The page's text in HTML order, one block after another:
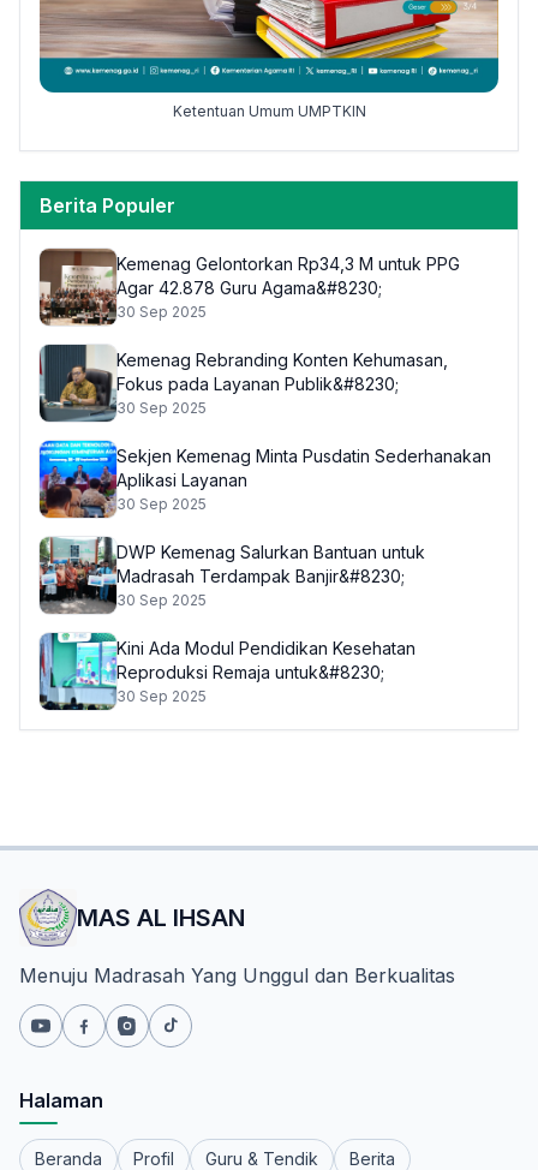
Ketentuan Umum UMPTKIN
Berita Populer
Kemenag Gelontorkan Rp34,3 M untuk PPG
Agar 42.878 Guru Agama&#8230;
30 Sep 2025
Kemenag Rebranding Konten Kehumasan,
Fokus pada Layanan Publik&#8230;
30 Sep 2025
Sekjen Kemenag Minta Pusdatin Sederhanakan
Aplikasi Layanan
30 Sep 2025
DWP Kemenag Salurkan Bantuan untuk
Madrasah Terdampak Banjir&#8230;
30 Sep 2025
Kini Ada Modul Pendidikan Kesehatan
Reproduksi Remaja untuk&#8230;
30 Sep 2025
MAS AL IHSAN
Menuju Madrasah Yang Unggul dan Berkualitas
Halaman
Beranda Profil Guru & Tendik Berita